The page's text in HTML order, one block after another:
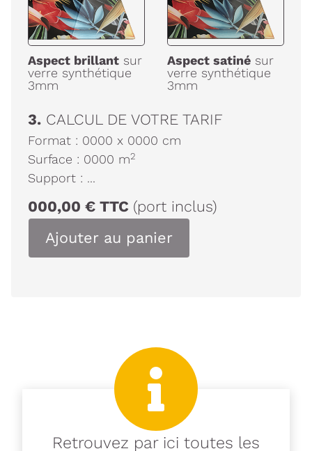
Aspect brillant sur
verre synthétique
3mm
Aspect satiné sur
verre synthétique
3mm
3. CALCUL DE VOTRE TARIF
Format : 0000 x 0000 cm
Surface : 0000 m2
Support : ...
000,00 € TTC (port inclus)
Ajouter au panier
Retrouvez par ici toutes les